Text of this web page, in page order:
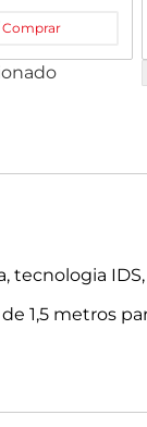
Comprar
tecnologia
1,5 metros